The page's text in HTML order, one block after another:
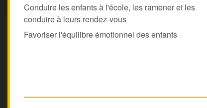
Conduire les enfants à l'école, les ramener et les
conduire à leurs rendez-vous
Favoriser l'équilibre émotionnel des enfants